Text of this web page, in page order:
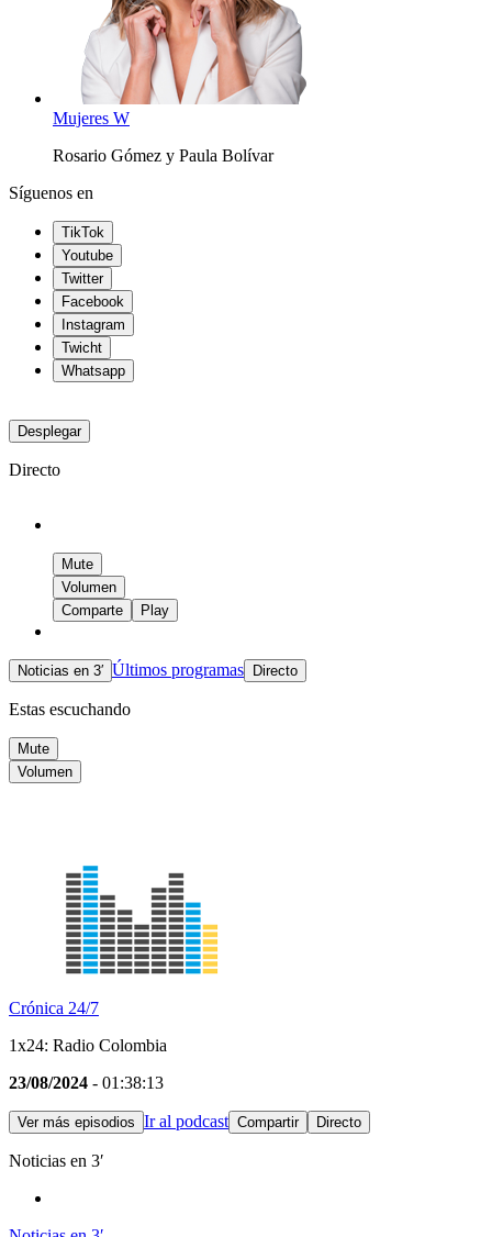
Mujeres W
Rosario Gómez y Paula Bolívar
Síguenos en
TikTok
Youtube
Twitter
Facebook
Instagram
Twicht
Whatsapp
Desplegar
Directo
Mute
Volumen
Comparte
Play
Noticias en 3′ Últimos programas Directo
Estas escuchando
Mute
Volumen
Crónica 24/7
1x24: Radio Colombia
23/08/2024 - 01:38:13
Ver más episodios Ir al podcast Compartir Directo
Noticias en 3′